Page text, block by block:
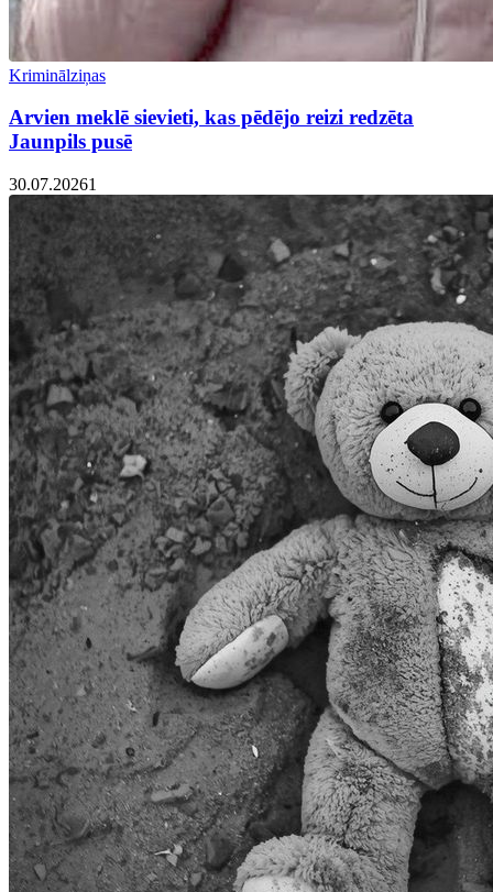
Kriminālziņas
Arvien meklē sievieti, kas pēdējo reizi redzēta
Jaunpils pusē
30.07.20261